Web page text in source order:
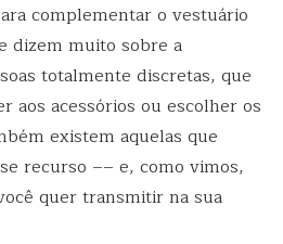
complementar o vestuário
dizem muito sobre a
totalmente discretas, que
aos acessórios ou escolher os
existem aquelas que
recurso –– e, como vimos,
quer transmitir na sua